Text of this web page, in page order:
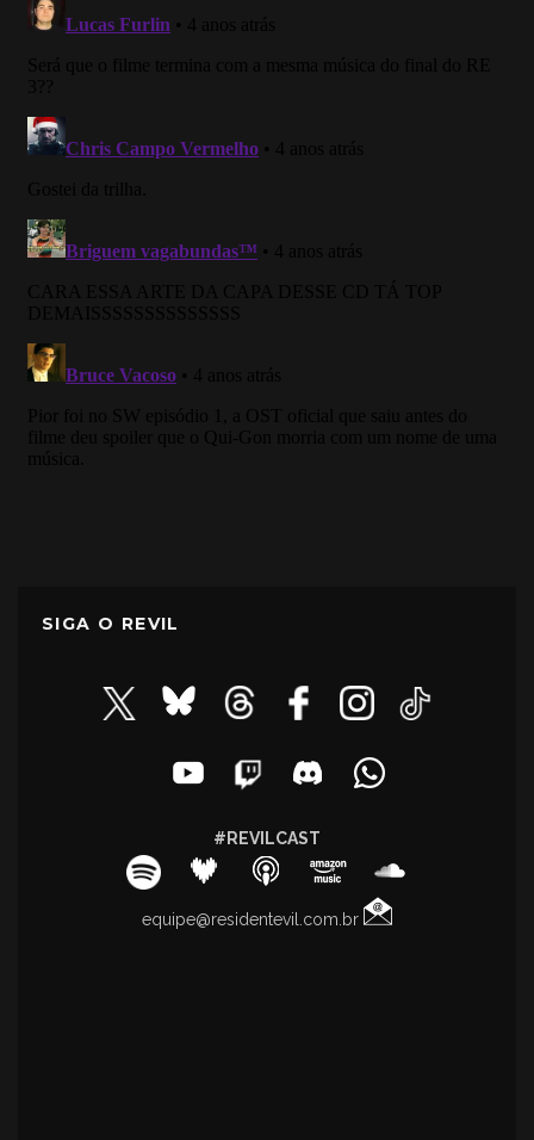
SIGA O REVIL
#REVILCAST
equipe@residentevil.com.br